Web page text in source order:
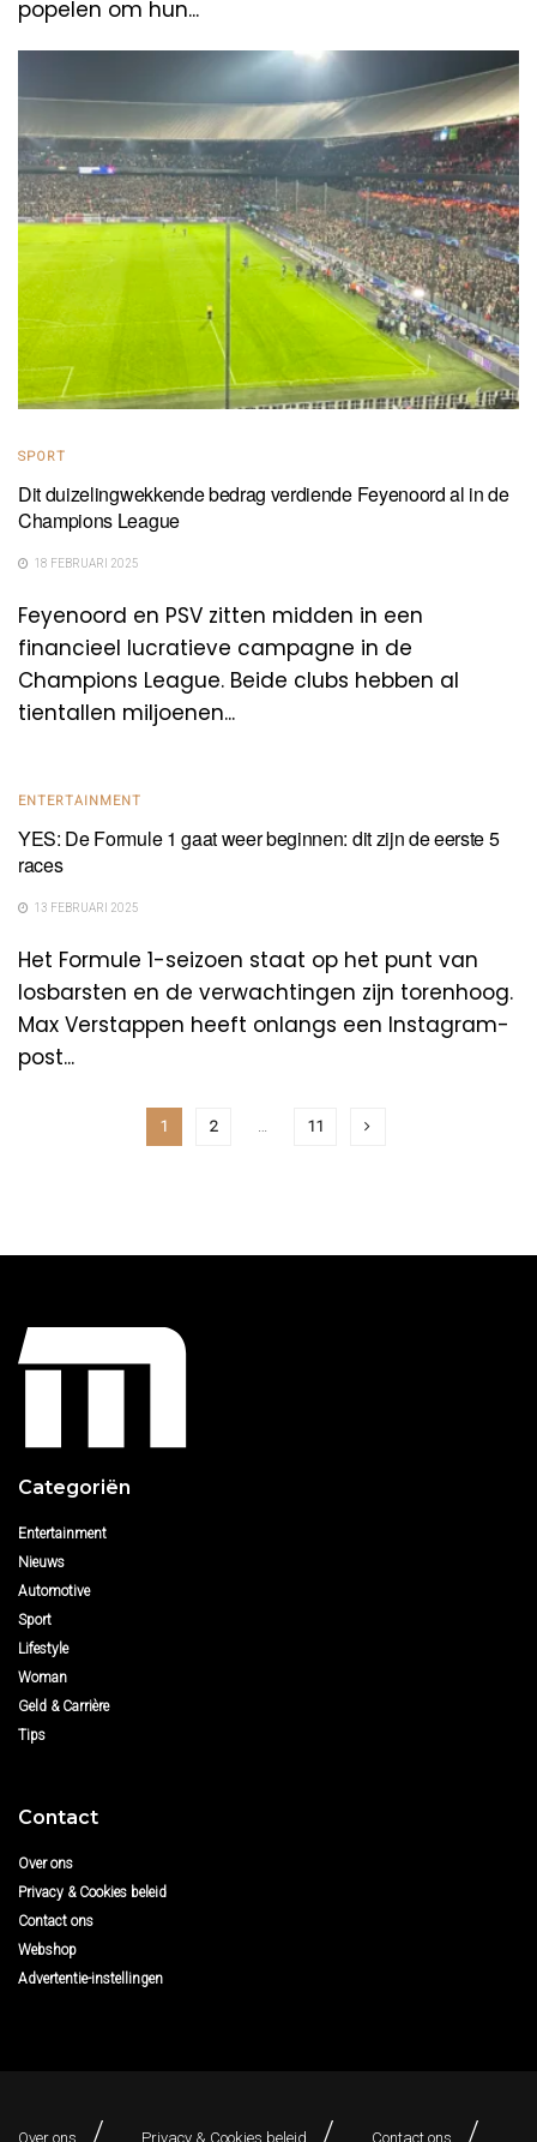
popelen om hun...
SPORT
Dit duizelingwekkende bedrag verdiende Feyenoord al in de
Champions League
18 FEBRUARI 2025
Feyenoord en PSV zitten midden in een
financieel lucratieve campagne in de
Champions League. Beide clubs hebben al
tientallen miljoenen...
ENTERTAINMENT
YES: De Formule 1 gaat weer beginnen: dit zijn de eerste 5
races
13 FEBRUARI 2025
Het Formule 1-seizoen staat op het punt van
losbarsten en de verwachtingen zijn torenhoog.
Max Verstappen heeft onlangs een Instagram-
post...
1 2 11
Categoriën
Entertainment
Nieuws
Automotive
Sport
Lifestyle
Woman
Geld & Carrière
Tips
Contact
Over ons
Privacy & Cookies beleid
Contact ons
Webshop
Advertentie-instellingen
Over ons Privacy & Cookies beleid Contact ons